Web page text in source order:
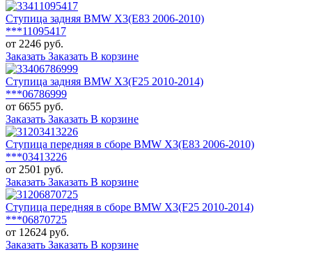
Ступица задняя BMW X3(E83 2006-2010)
***11095417
от 2246 руб.
Заказать Заказать В корзине
Ступица задняя BMW X3(F25 2010-2014)
***06786999
от 6655 руб.
Заказать Заказать В корзине
Ступица передняя в сборе BMW X3(E83 2006-2010)
***03413226
от 2501 руб.
Заказать Заказать В корзине
Ступица передняя в сборе BMW X3(F25 2010-2014)
***06870725
от 12624 руб.
Заказать Заказать В корзине